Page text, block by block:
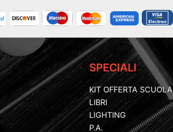
SPECIALI
KIT OFFERTA SCUOLA
LIBRI
LIGHTING
P.A.